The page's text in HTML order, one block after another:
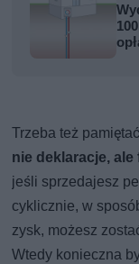
Trzeba też
nie deklaracje,
jeśli sprzedajesz
cyklicznie, w
zysk, możesz
Wtedy konieczna